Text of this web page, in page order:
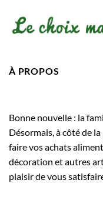
À PROPOS
Bonne nouvelle : la
Désormais, à côté de
faire vos achats
décoration et autres
plaisir de vous